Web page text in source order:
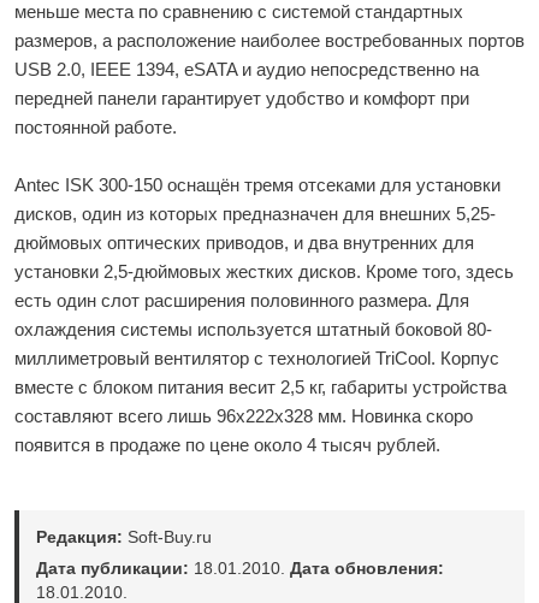
меньше места по сравнению с системой стандартных
размеров, а расположение наиболее востребованных портов
USB 2.0, IEEE 1394, eSATA и аудио непосредственно на
передней панели гарантирует удобство и комфорт при
постоянной работе.
Antec ISK 300-150 оснащён тремя отсеками для установки
дисков, один из которых предназначен для внешних 5,25-
дюймовых оптических приводов, и два внутренних для
установки 2,5-дюймовых жестких дисков. Кроме того, здесь
есть один слот расширения половинного размера. Для
охлаждения системы используется штатный боковой 80-
миллиметровый вентилятор с технологией TriCool. Корпус
вместе с блоком питания весит 2,5 кг, габариты устройства
составляют всего лишь 96х222х328 мм. Новинка скоро
появится в продаже по цене около 4 тысяч рублей.
Редакция: Soft-Buy.ru
Дата публикации: 18.01.2010. Дата обновления:
18.01.2010.